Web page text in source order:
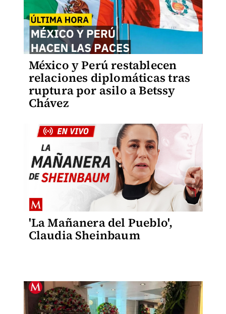
México y Perú restablecen
relaciones diplomáticas tras
ruptura por asilo a Betssy
Chávez
'La Mañanera del Pueblo',
Claudia Sheinbaum